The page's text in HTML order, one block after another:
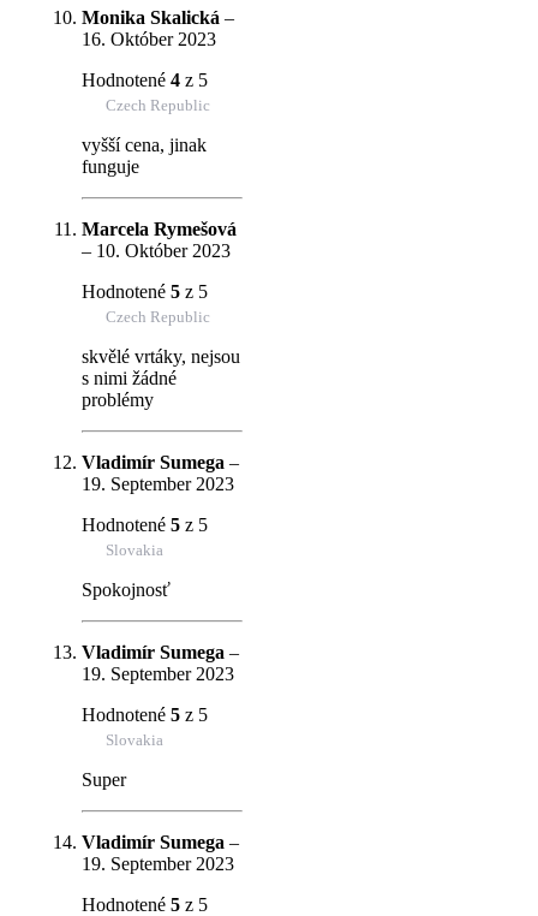
Monika Skalická –
16. Október 2023
Hodnotené 4 z 5
Czech Republic
vyšší cena, jinak
funguje
Marcela Rymešová
– 10. Október 2023
Hodnotené 5 z 5
Czech Republic
skvělé vrtáky, nejsou
s nimi žádné
problémy
Vladimír Sumega –
19. September 2023
Hodnotené 5 z 5
Slovakia
Spokojnosť
Vladimír Sumega –
19. September 2023
Hodnotené 5 z 5
Slovakia
Super
Vladimír Sumega –
19. September 2023
Hodnotené 5 z 5